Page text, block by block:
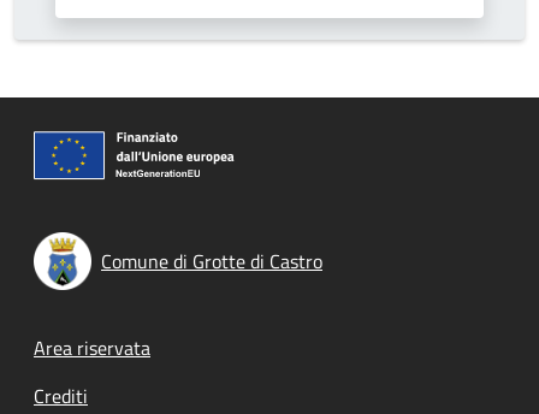
Comune di Grotte di Castro
Footer menu
Area riservata
Crediti